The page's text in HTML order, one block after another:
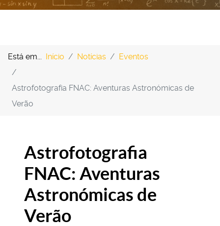
Está em... Início Notícias Eventos
Astrofotografia FNAC: Aventuras Astronómicas de
Verão
Astrofotografia
FNAC: Aventuras
Astronómicas de
Verão